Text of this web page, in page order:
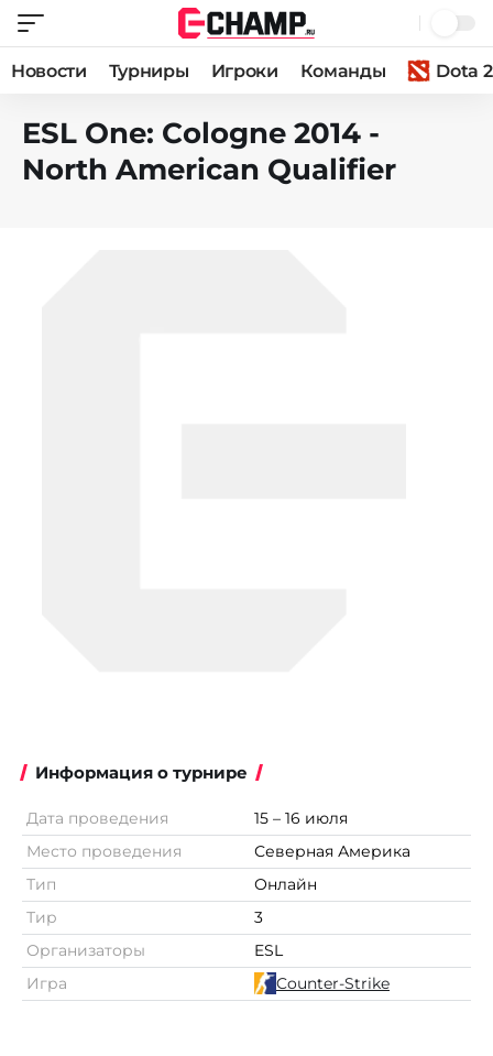
Новости Турниры Игроки Команды Dota 2
ESL One: Cologne 2014 -
North American Qualifier
Информация о турнире
Дата проведения
15 – 16 июля
Место проведения
Северная Америка
Тип
Онлайн
Тир
3
Организаторы
ESL
Игра
Counter-Strike